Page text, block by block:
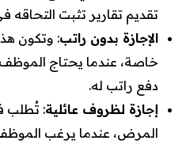
تقديم تقارير تثبت التحاقه
الإجازة بدون راتب: وتكون
خاصة، عندما يحتاج
دفع راتب له.
إجازة لظروف عائلية: تُطلب
المرض، عندما يرغب